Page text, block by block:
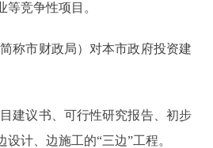
竞争性项目。
市财政局）对本市政府投资建
议书、可行性研究报告、初步
计、边施工的“三边”工程。